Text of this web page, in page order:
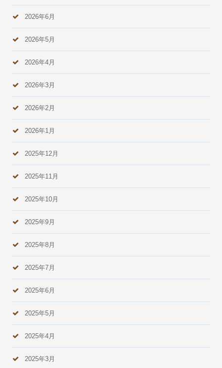
2026年6月
2026年5月
2026年4月
2026年3月
2026年2月
2026年1月
2025年12月
2025年11月
2025年10月
2025年9月
2025年8月
2025年7月
2025年6月
2025年5月
2025年4月
2025年3月